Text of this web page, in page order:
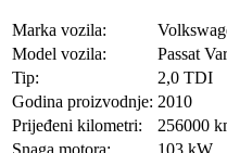
Marka vozila:
Model vozila:
Passat
Tip:
2,0 TDI
Godina proizvodnje: 2010
Prijeđeni kilometri:
256000
Snaga motora:
103 kW